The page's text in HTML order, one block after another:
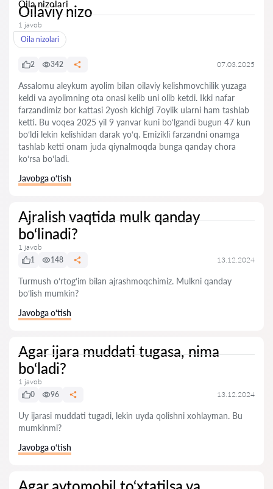
Oila nizolari
Oilaviy nizo
1 javob
Oila nizolari
2 342 07.03.2025
Assalomu aleykum ayolim bilan oilaviy kelishmovchilik yuzaga
keldi va ayolimning ota onasi kelib uni olib ketdi. Ikki nafar
farzandimiz bor kattasi 2yosh kichigi 7oylik ularni ham tashlab
ketti. Bu voqea 2025 yil 9 yanvar kuni bo‘lgandi bugun 47 kun
bo‘ldi lekin kelishidan darak yo‘q. Emizikli farzandni onamga
tashlab ketti onam juda qiynalmoqda bunga qanday chora
ko‘rsa bo‘ladi.
Javobga o‘tish
Ajralish vaqtida mulk qanday
bo‘linadi?
1 javob
1
148 13.12.2024
Turmush o‘rtog‘im bilan ajrashmoqchimiz. Mulkni qanday
bo‘lish mumkin?
Javobga o‘tish
Agar ijara muddati tugasa, nima
bo‘ladi?
1 javob
0
96 13.12.2024
Uy ijarasi muddati tugadi, lekin uyda qolishni xohlayman. Bu
mumkinmi?
Javobga o‘tish